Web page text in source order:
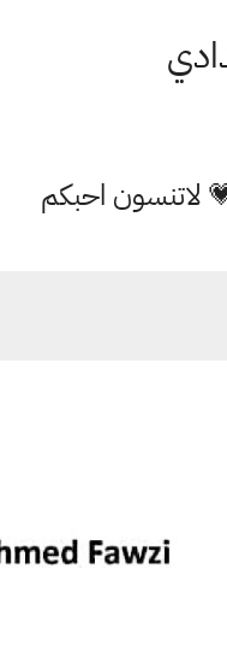
لاتنسون احبكم